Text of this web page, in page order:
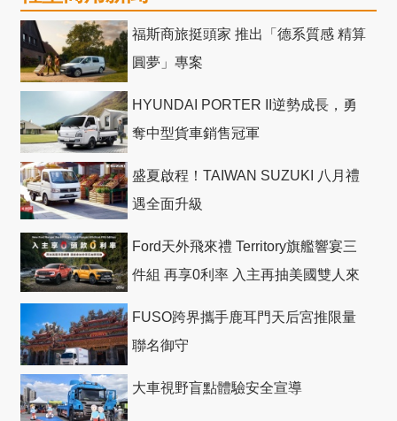
福斯商旅挺頭家 推出「德系質感 精算
圓夢」專案
HYUNDAI PORTER II逆勢成長，勇
奪中型貨車銷售冠軍
盛夏啟程！TAIWAN SUZUKI 八月禮
遇全面升級
Ford天外飛來禮 Territory旗艦響宴三
件組 再享0利率 入主再抽美國雙人來
FUSO跨界攜手鹿耳門天后宮推限量
聯名御守
大車視野盲點體驗安全宣導